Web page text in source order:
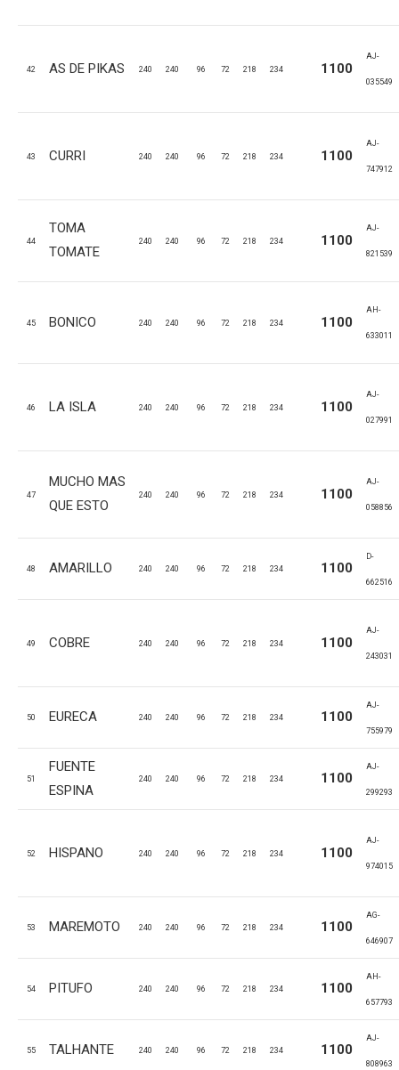
42 AS DE PIKAS 240 240 96 72 218 234 1100
AJ-
035549
43 CURRI 240 240 96 72 218 234 1100
AJ-
747912
44
TOMA
TOMATE
240 240 96 72 218 234 1100
AJ-
821539
45 BONICO 240 240 96 72 218 234 1100
AH-
633011
46 LA ISLA 240 240 96 72 218 234 1100
AJ-
027991
47
MUCHO MAS
QUE ESTO
240 240 96 72 218 234 1100
AJ-
058856
48 AMARILLO 240 240 96 72 218 234 1100
D-
662516
49 COBRE 240 240 96 72 218 234 1100
AJ-
243031
50 EURECA 240 240 96 72 218 234 1100
AJ-
755979
51
FUENTE
ESPINA
240 240 96 72 218 234 1100
AJ-
299293
52 HISPANO 240 240 96 72 218 234 1100
AJ-
974015
53 MAREMOTO 240 240 96 72 218 234 1100
AG-
646907
54 PITUFO 240 240 96 72 218 234 1100
AH-
657793
55 TALHANTE 240 240 96 72 218 234 1100
AJ-
808963